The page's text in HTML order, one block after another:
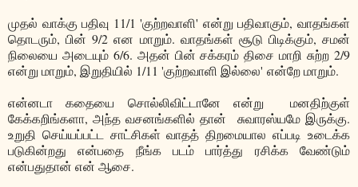
முதல் வாக்கு பதிவு 11/1 'குற்றவாளி' என்று பதிவாகும், வாதங்கள்
தொடரும், பின் 9/2 என மாறும். வாதங்கள் சூடு பிடிக்கும், சமன்
நிலையை அடையும் 6/6. அதன் பின் சக்கரம் திசை மாறி சுற்ற 2/9
என்று மாறும், இறுதியில் 1/11 'குற்றவாளி இல்லை' என்றே மாறும்.
என்னடா கதையை சொல்லிவிட்டானே என்று மனதிற்குள்
கேக்கறிங்களா, அந்த வசனங்களில் தான் சுவாரஸ்யமே இருக்கு.
உறுதி செய்யப்பட்ட சாட்சிகள் வாதத் திறமையால எப்படி உடைக்க
படுகின்றது என்பதை நீங்க படம் பார்த்து ரசிக்க வேண்டும்
என்பதுதான் என் ஆசை.